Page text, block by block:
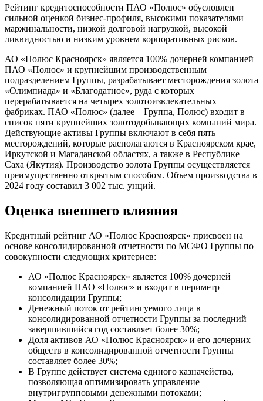
Рейтинг кредитоспособности ПАО «Полюс» обусловлен
сильной оценкой бизнес-профиля, высокими показателями
маржинальности, низкой долговой нагрузкой, высокой
ликвидностью и низким уровнем корпоративных рисков.
АО «Полюс Красноярск» является 100% дочерней компанией
ПАО «Полюс» и крупнейшим производственным
подразделением Группы, разрабатывает месторождения золота
«Олимпиада» и «Благодатное», руда с которых
перерабатывается на четырех золотоизвлекательных
фабриках. ПАО «Полюс» (далее – Группа, Полюс) входит в
список пяти крупнейших золотодобывающих компаний мира.
Действующие активы Группы включают в себя пять
месторождений, которые располагаются в Красноярском крае,
Иркутской и Магаданской областях, а также в Республике
Саха (Якутия). Производство золота Группы осуществляется
преимущественно открытым способом. Объем производства в
2024 году составил 3 002 тыс. унций.
Оценка внешнего влияния
Кредитный рейтинг АО «Полюс Красноярск» присвоен на
основе консолидированной отчетности по МСФО Группы по
совокупности следующих критериев:
АО «Полюс Красноярск» является 100% дочерней
компанией ПАО «Полюс» и входит в периметр
консолидации Группы;
Денежный поток от рейтингуемого лица в
консолидированной отчетности Группы за последний
завершившийся год составляет более 30%;
Доля активов АО «Полюс Красноярск» и его дочерних
обществ в консолидированной отчетности Группы
составляет более 30%;
В Группе действует система единого казначейства,
позволяющая оптимизировать управление
внутригрупповыми денежными потоками;